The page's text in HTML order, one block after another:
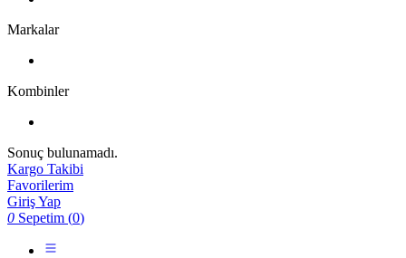
Markalar
Kombinler
Sonuç bulunamadı.
Kargo Takibi
Favorilerim
Giriş Yap
0 Sepetim (0)